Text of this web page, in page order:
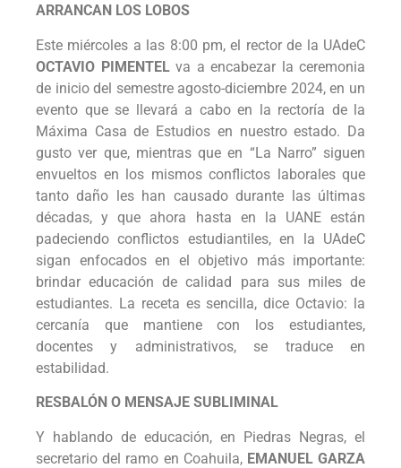
ARRANCAN LOS LOBOS
Este miércoles a las 8:00 pm, el rector de la UAdeC
OCTAVIO PIMENTELva a encabezar la ceremonia
de inicio del semestre agosto-diciembre 2024, en un
evento que se llevará a cabo en la rectoría de la
Máxima Casa de Estudios en nuestro estado. Da
gusto ver que, mientras que en “La Narro” siguen
envueltos en los mismos conflictos laborales que
tanto daño les han causado durante las últimas
décadas, y que ahora hasta en la UANE están
padeciendo conflictos estudiantiles, en la UAdeC
sigan enfocados en el objetivo más importante:
brindar educación de calidad para sus miles de
estudiantes. La receta es sencilla, dice Octavio: la
cercanía que mantiene con los estudiantes,
docentes y administrativos, se traduce en
estabilidad.
RESBALÓN O MENSAJE SUBLIMINAL
Y hablando de educación, en Piedras Negras, el
secretario del ramo en Coahuila, EMANUEL GARZA